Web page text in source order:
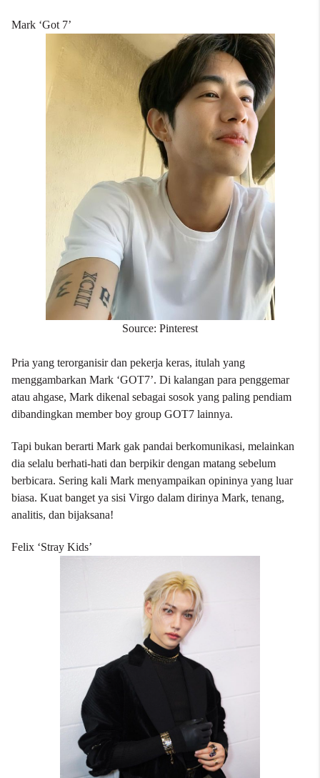
Mark ‘Got 7’
Source: Pinterest
Pria yang terorganisir dan pekerja keras, itulah yang
menggambarkan Mark ‘GOT7’. Di kalangan para penggemar
atau ahgase, Mark dikenal sebagai sosok yang paling pendiam
dibandingkan member boy group GOT7 lainnya.
Tapi bukan berarti Mark gak pandai berkomunikasi, melainkan
dia selalu berhati-hati dan berpikir dengan matang sebelum
berbicara. Sering kali Mark menyampaikan opininya yang luar
biasa. Kuat banget ya sisi Virgo dalam dirinya Mark, tenang,
analitis, dan bijaksana!
Felix ‘Stray Kids’